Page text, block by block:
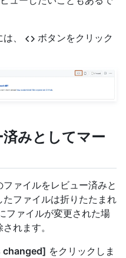
、
ボタンをクリック
みとしてマー
ァイルをレビュー済みと
ファイルは折りたたまれ
ファイルが変更された場
れます。
changed] をクリックしま